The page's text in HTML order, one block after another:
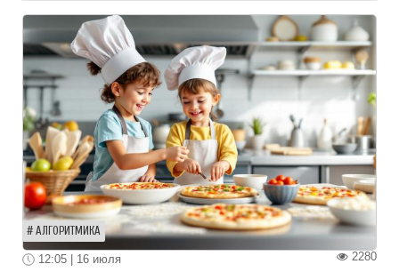
АЛГОРИТМИКА
2280
12:05 | 16 июля